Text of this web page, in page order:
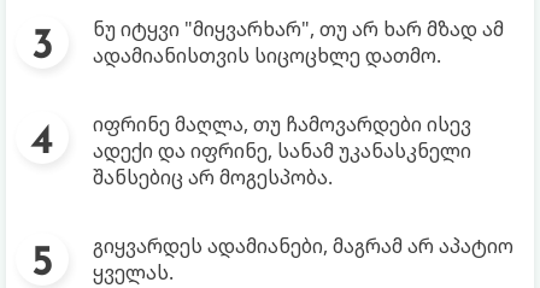
ნუ იტყვი "მიყვარხარ", თუ არ ხარ მზად ამ
ადამიანისთვის სიცოცხლე დათმო.
იფრინე მაღლა, თუ ჩამოვარდები ისევ
ადექი და იფრინე, სანამ უკანასკნელი
შანსებიც არ მოგესპობა.
გიყვარდეს ადამიანები, მაგრამ არ აპატიო
ყველას.